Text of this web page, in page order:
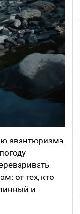
авантюризма
от тех, кто
и